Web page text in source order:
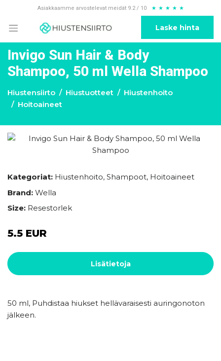
Asiakkaamme arvostelevat meidät 9.2 / 10 ★ ★ ★ ★ ★
Laske hinta
Invigo Sun Hair & Body
Shampoo, 50 ml Wella Shampoo
Hiustensiirto Hiustuotteet
Hiustenhoito
Hoitoaineet
Kategoriat: Hiustenhoito, Shampoot, Hoitoaineet
Brand: Wella
Size: Resestorlek
5.5 EUR
Lisätietoja
50 ml, Puhdistaa hiukset hellävaraisesti auringonoton
jälkeen.